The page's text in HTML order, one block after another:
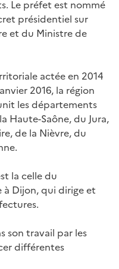
Le préfet est nommé
présidentiel sur
et du Ministre de
actée en 2014
2016, la région
les départements
Haute-Saône, du Jura,
de la Nièvre, du
la celle du
Dijon, qui dirige et
son travail par les
différentes